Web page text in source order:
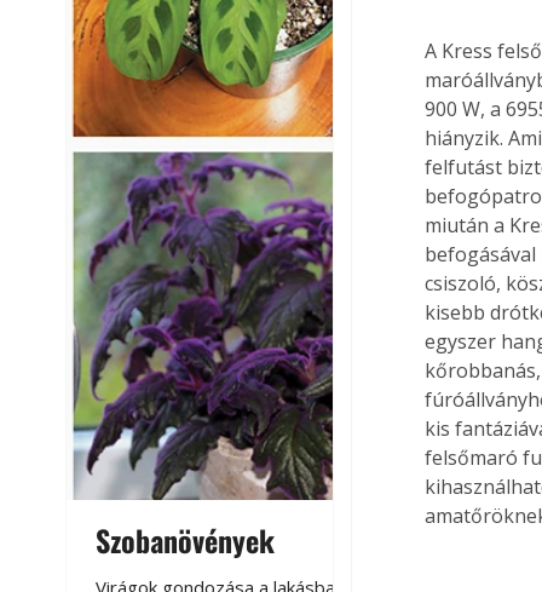
Szobanövények
A Kress
900 W, a
hiányzik.
felfutást
miután a
csiszoló,
kisebb
egyszer
kis
felsőmaró